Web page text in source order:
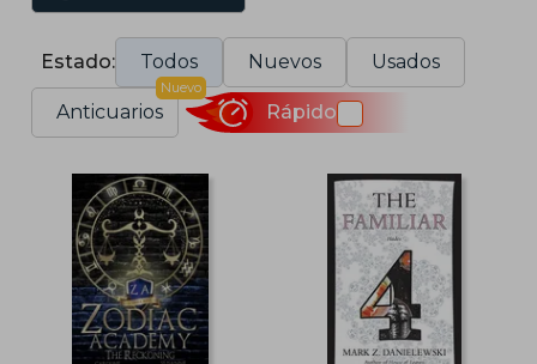
Estado: Todos Nuevos Usados
Anticuarios
Nuevo
Rápido